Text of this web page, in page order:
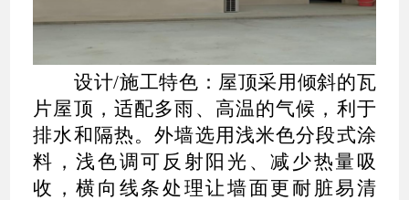
设计/施工特色：屋顶采用倾斜的瓦
片屋顶，适配多雨、高温的气候，利于
排水和隔热。外墙选用浅米色分段式涂
料，浅色调可反射阳光、减少热量吸
收，横向线条处理让墙面更耐脏易清